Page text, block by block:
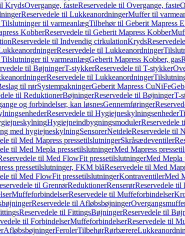
KrydsOvergange, fasteReservedele til Overgange, faste
Reservedele til LukkeanordningerMuffer til
Tilslutninger til varmeanlægTilbehør til Geberit Mapress
KobberReservedele til Geberit Mapress Kobber
Reservedele til Indvendig cirkulationKryds
Reservedele til Lukkeanordninger
Tilslutninger til varmeanlægGeberit Mapress Kobber, gas
til BøjningerT-stykkerReservedele til T-stykker
Reservedele til Lukkeanordninger
til rørSystempakningerGeberit Mapress CuNiFe
til ReduktionerBøjningerReservedele til BøjningerT-
og forbindelser, kan løsnesGennemføringer
Reservedele til Hygiejneskylningsenheder
HygiejneindbygningsmodulerReservedele
med hygiejneskylningSensorerNetdeleReservedele til
til Med Mapress pressetilslutningerSkråsædeventiler
til Med Mepla pressetilslutningerMed Mapress
til Med FlowFit pressetilslutningerMed Mepla
pressetilslutninger, FKM blåReservedele til Med
til Med FlowFit pressetilslutningerKontraventilerMed
til GrenrørReduktionerRenserørReservedele til
MuffeforbindelserReservedele til Muffeforbindelser
Reservedele til Afløbsbøjninger
Reservedele til FittingsBøjningerReservedele til
til ForbindelserMuffeforbindelserReservedele til
AfløbsbøjningerFerolerTilbehørRørbærere